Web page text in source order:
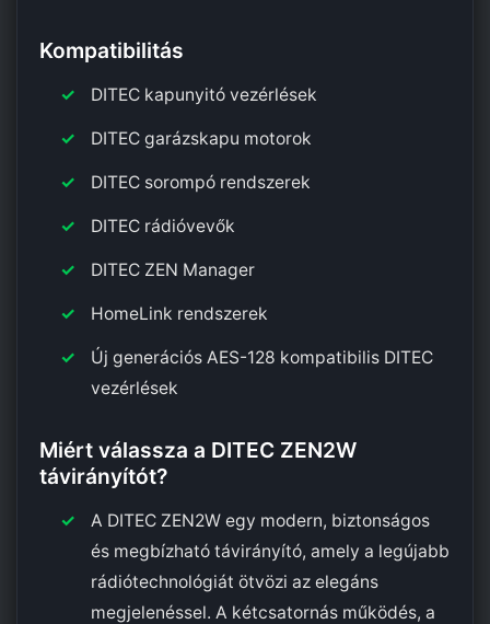
Kompatibilitás
DITEC kapunyitó vezérlések
DITEC garázskapu motorok
DITEC sorompó rendszerek
DITEC rádióvevők
DITEC ZEN Manager
HomeLink rendszerek
Új generációs AES-128 kompatibilis DITEC
vezérlések
Miért válassza a DITEC ZEN2W
távirányítót?
A DITEC ZEN2W egy modern, biztonságos
és megbízható távirányító, amely a legújabb
rádiótechnológiát ötvözi az elegáns
megjelenéssel. A kétcsatornás működés, a